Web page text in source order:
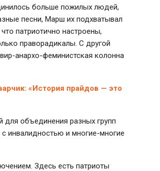
больше пожилых людей,
песни, Марш их подхватывал
патриотично настроены,
праворадикалы. С другой
анархо-феминистская колонна
«История прайдов — это
объединения разных групп
инвалидностью и многие-многие
Здесь есть патриоты